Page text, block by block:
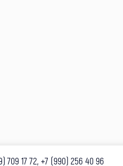
709 17 72, +7 (990) 256 40 96